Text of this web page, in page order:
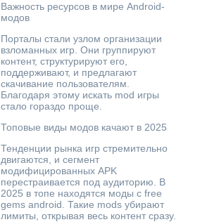
Важность ресурсов в мире Android-
модов
Порталы стали узлом организации
взломанных игр. Они группируют
контент, структурируют его,
поддерживают, и предлагают
скачивание пользователям.
Благодаря этому искать mod игры
стало гораздо проще.
Топовые виды модов качают в 2025
Тенденции рынка игр стремительно
двигаются, и сегмент
модифицированных APK
перестраивается под аудиторию. В
2025 в топе находятся моды с free
gems android. Такие mods убирают
лимиты, открывая весь контент сразу.